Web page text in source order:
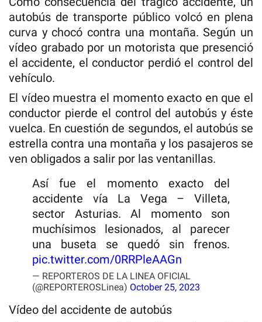
autobús de transporte público volcó en plena
curva y chocó contra una montaña. Según un
vídeo grabado por un motorista que presenció
el accidente, el conductor perdió el control del
vehículo.
El vídeo muestra el momento exacto en que el
conductor pierde el control del autobús y éste
vuelca. En cuestión de segundos, el autobús se
estrella contra una montaña y los pasajeros se
ven obligados a salir por las ventanillas.
Así fue el momento exacto del
accidente vía La Vega – Villeta,
sector Asturias. Al momento son
muchísimos lesionados, al parecer
una buseta se quedó sin frenos.
pic.twitter.com/0RRPleAAGn
— REPORTEROS DE LA LINEA OFICIAL
(@REPORTEROSLinea) October 25, 2023
Vídeo del accidente de autobús